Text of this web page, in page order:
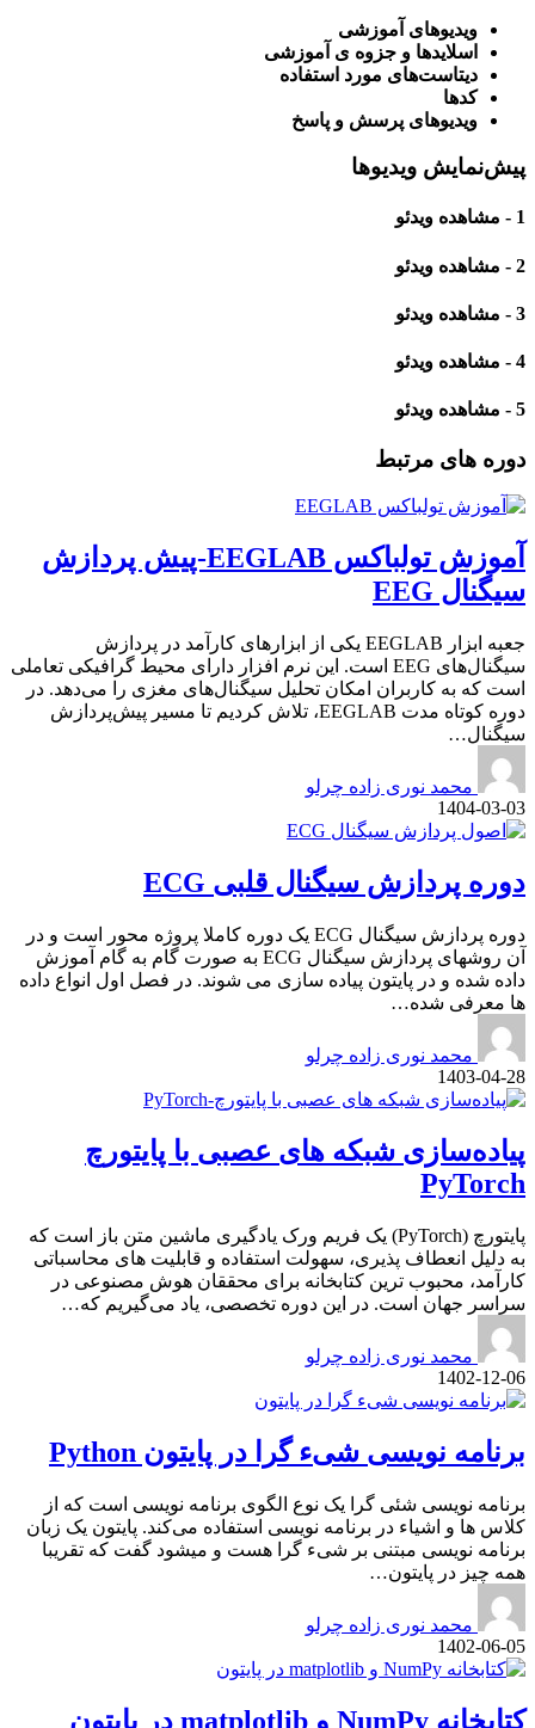
ویدیوهای آموزشی
اسلایدها و جزوه ی آموزشی
دیتاست‌های مورد استفاده
کدها
ویدیوهای پرسش و پاسخ
پیش‌نمایش ویدیوها
1 - مشاهده ویدئو
2 - مشاهده ویدئو
3 - مشاهده ویدئو
4 - مشاهده ویدئو
5 - مشاهده ویدئو
دوره های مرتبط
آموزش تولباکس EEGLAB-پیش پردازش
سیگنال EEG
جعبه ابزار EEGLAB یکی از ابزارهای کارآمد در پردازش
سیگنال‌های EEG است. این نرم افزار دارای محیط گرافیکی تعاملی
است که به کاربران امکان تحلیل سیگنال‌های مغزی را می‌دهد. در
دوره کوتاه ‌مدت EEGLAB، تلاش کردیم تا مسیر پیش‌پردازش
سیگنال…
محمد نوری زاده چرلو
1404-03-03
دوره پردازش سیگنال قلبی ECG
دوره پردازش سیگنال ECG یک دوره کاملا پروژه محور است و در
آن روشهای پردازش سیگنال ECG به صورت گام به گام آموزش
داده شده و در پایتون پیاده سازی می شوند. در فصل اول انواع داده
ها معرفی شده…
محمد نوری زاده چرلو
1403-04-28
پیاده‌سازی شبکه های عصبی با پایتورچ
PyTorch
پایتورچ (PyTorch) یک فریم ورک یادگیری ماشین متن باز است که
به دلیل انعطاف پذیری، سهولت استفاده و قابلیت های محاسباتی
کارآمد، محبوب ترین کتابخانه برای محققان هوش مصنوعی در
سراسر جهان است. در این دوره تخصصی، یاد می‌گیریم که…
محمد نوری زاده چرلو
1402-12-06
برنامه نویسی شیء گرا در پایتون Python
برنامه نویسی شئی گرا یک نوع الگوی برنامه نویسی است که از
کلاس ها و اشیاء در برنامه نویسی استفاده می‌کند. پایتون یک زبان
برنامه نویسی مبتنی بر شیء گرا هست و میشود گفت که تقریبا
همه چیز در پایتون…
محمد نوری زاده چرلو
1402-06-05
کتابخانه NumPy و matplotlib در پایتون